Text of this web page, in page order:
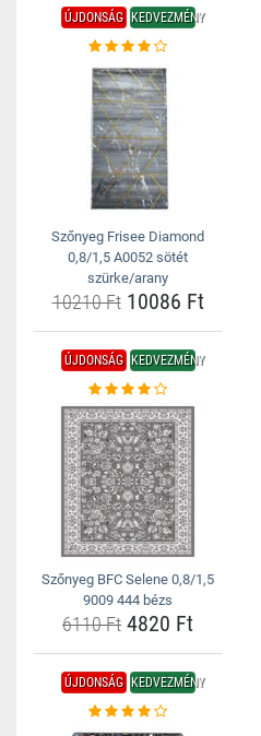
ÚJDONSÁG KEDVEZMÉNY
Szőnyeg Frisee Diamond
0,8/1,5 A0052 sötét
szürke/arany
10210 Ft10086 Ft
ÚJDONSÁG KEDVEZMÉNY
Szőnyeg BFC Selene 0,8/1,5
9009 444 bézs
6110 Ft 4820 Ft
ÚJDONSÁG KEDVEZMÉNY